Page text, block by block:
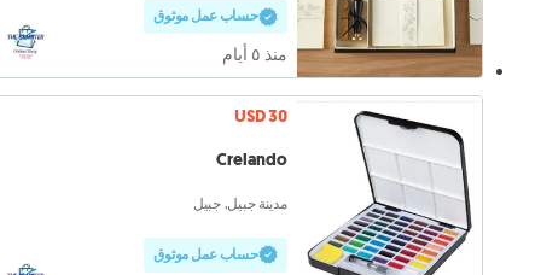
حساب عمل موثوق
منذ ٥ أيام
USD 30
Crelando
مدينة جبيل, جبيل
حساب عمل موثوق